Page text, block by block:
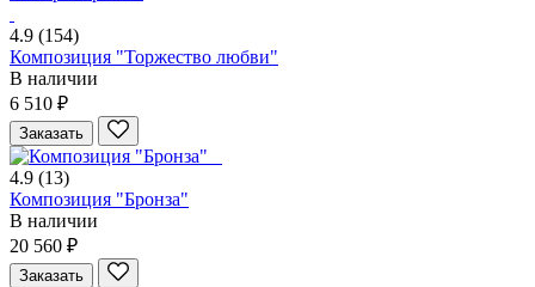
4.9 (154)
Композиция "Торжество любви"
В наличии
6 510 ₽
Заказать
4.9 (13)
Композиция "Бронза"
В наличии
20 560 ₽
Заказать